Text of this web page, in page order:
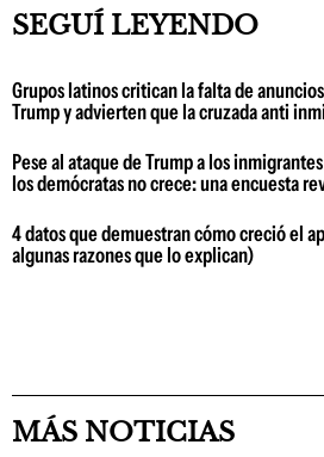
SEGUÍ LEYENDO
Grupos latinos critican la falta de
Trump y advierten que la cruzada anti
Pese al ataque de Trump a los
los demócratas no crece: una encuesta
4 datos que demuestran cómo creció el
algunas razones que lo explican)
MÁS NOTICIAS